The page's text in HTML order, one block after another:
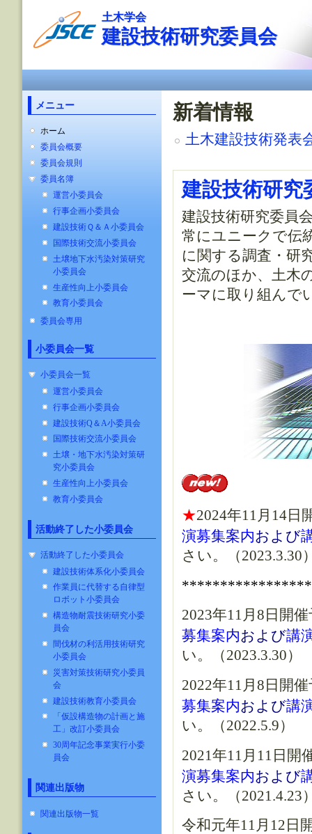
動
土木学会
建設技術研究委員会
メニュー
ホーム
委員会概要
委員会規則
委員名簿
運営小委員会
行事企画小委員会
建設技術Ｑ＆Ａ小委員会
国際技術交流小委員会
土壌地下水汚染対策研究
小委員会
生産性向上小委員会
教育小委員会
委員会専用
小委員会一覧
小委員会一覧
運営小委員会
行事企画小委員会
建設技術Q＆A小委員会
国際技術交流小委員会
土壌・地下水汚染対策研
究小委員会
生産性向上小委員会
教育小委員会
活動終了した小委員会
活動終了した小委員会
建設技術体系化小委員会
作業員に代替する自律型
ロボット小委員会
構造物耐震技術研究小委
員会
間伐材の利活用技術研究
小委員会
災害対策技術研究小委員
会
建設技術教育小委員会
「仮設構造物の計画と施
工」改訂小委員会
30周年記念事業実行小委
員会
関連出版物
関連出版物一覧
新着情報
土木建設技術発
建設技術研究
建設技術研究委員
常にユニークで伝
に関する調査・研
交流のほか、土木
ーマに取り組んで
★2024年11月14日
演募集案内および
さい。（2023.3.30
2023年11月8日開
募集案内および講
い。（2023.3.30）
2022年11月8日開
募集案内および講
い。（2022.5.9）
2021年11月11日開
演募集案内および
さい。（2021.4.23
令和元年11月12